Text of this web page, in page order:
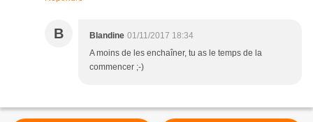
B Blandine 01/11/2017 18:34
A moins de les enchaîner, tu as le temps de la
commencer ;-)